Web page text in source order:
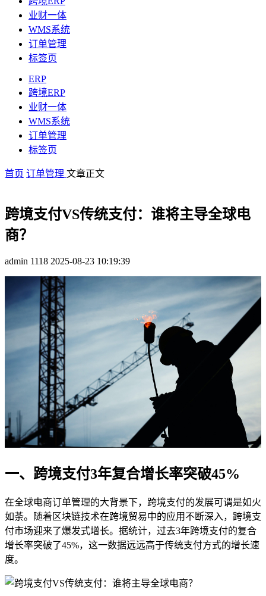
业财一体
WMS系统
订单管理
标签页
ERP
跨境ERP
业财一体
WMS系统
订单管理
标签页
首页 订单管理 文章正文
跨境支付VS传统支付：谁将主导全球电
商？
admin 1118 2025-08-23 10:19:39
一、跨境支付3年复合增长率突破45%
在全球电商订单管理的大背景下，跨境支付的发展可谓是如火
如荼。随着区块链技术在跨境贸易中的应用不断深入，跨境支
付市场迎来了爆发式增长。据统计，过去3年跨境支付的复合
增长率突破了45%，这一数据远远高于传统支付方式的增长速
度。